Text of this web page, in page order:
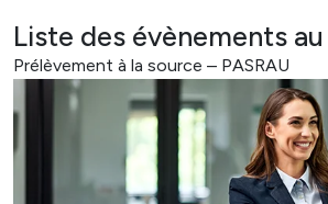
Liste des évènements
Prélèvement à la source – PASRAU